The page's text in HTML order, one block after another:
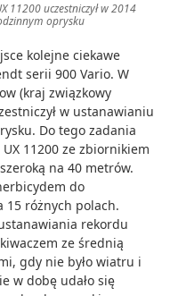
11200 uczestniczył w 2014
oprysku
kolejne ciekawe
serii 900 Vario. W
(kraj związkowy
w ustanawianiu
Do tego zadania
11200 ze zbiornikiem
na 40 metrów.
do
15 różnych polach.
rekordu
ze średnią
gdy nie było wiatru i
w dobę udało się